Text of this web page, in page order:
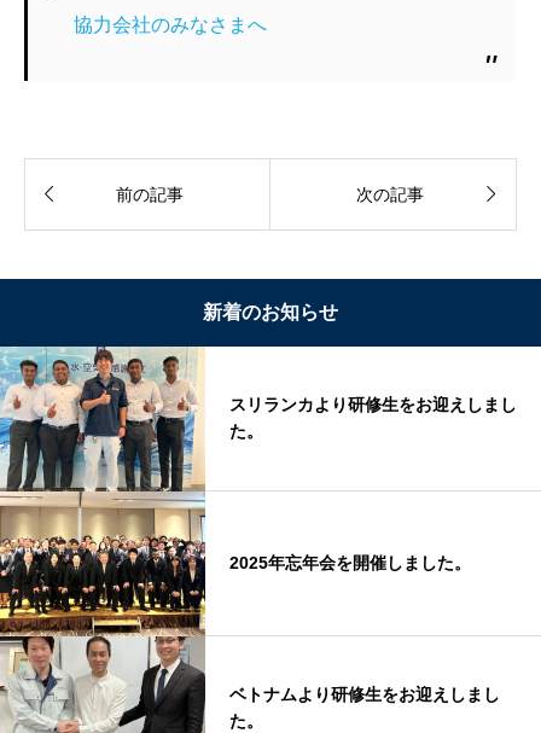
協力会社のみなさまへ
 前の記事 次の記事 
新着のお知らせ
スリランカより研修生をお迎えしまし
た。
2025年忘年会を開催しました。
ベトナムより研修生をお迎えしまし
た。